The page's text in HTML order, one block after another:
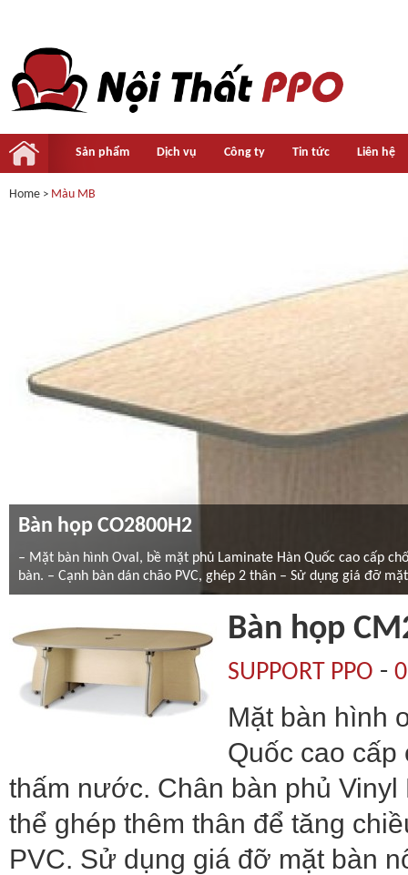
Sản phẩm Dịch vụ Công ty Tin tức Liên hệ
Home > Màu MB
Bàn họp CO2800H2
– Mặt bàn hình Oval, bề mặt phủ Laminate Hàn Quốc cao cấp
bàn. – Cạnh bàn dán chão PVC, ghép 2 thân – Sử dụng giá đỡ
Bàn họp
SUPPORT PPO -
Mặt bàn hình
Quốc cao
thấm nước. Chân bàn phủ
thể ghép thêm thân để tăng
PVC. Sử dụng giá đỡ mặt bàn